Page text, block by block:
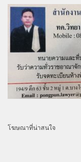
โฆษณาที่น่าสนใจ